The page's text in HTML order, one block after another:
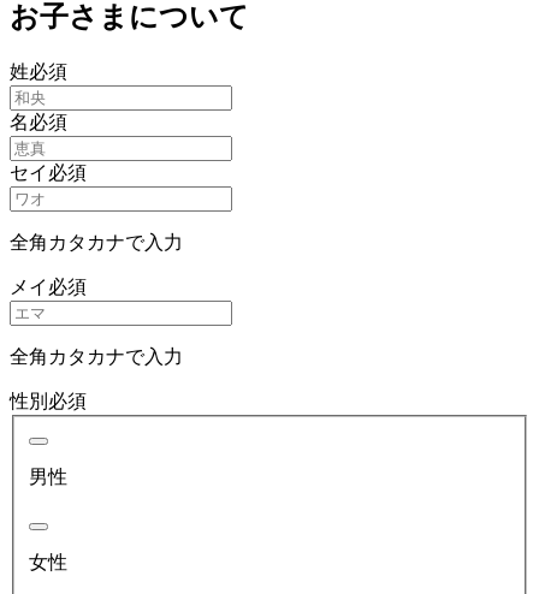
お子さまについて
姓必須
名必須
セイ 必須
全角カタカナで入力
メイ 必須
全角カタカナで入力
性別 必須
男性
女性